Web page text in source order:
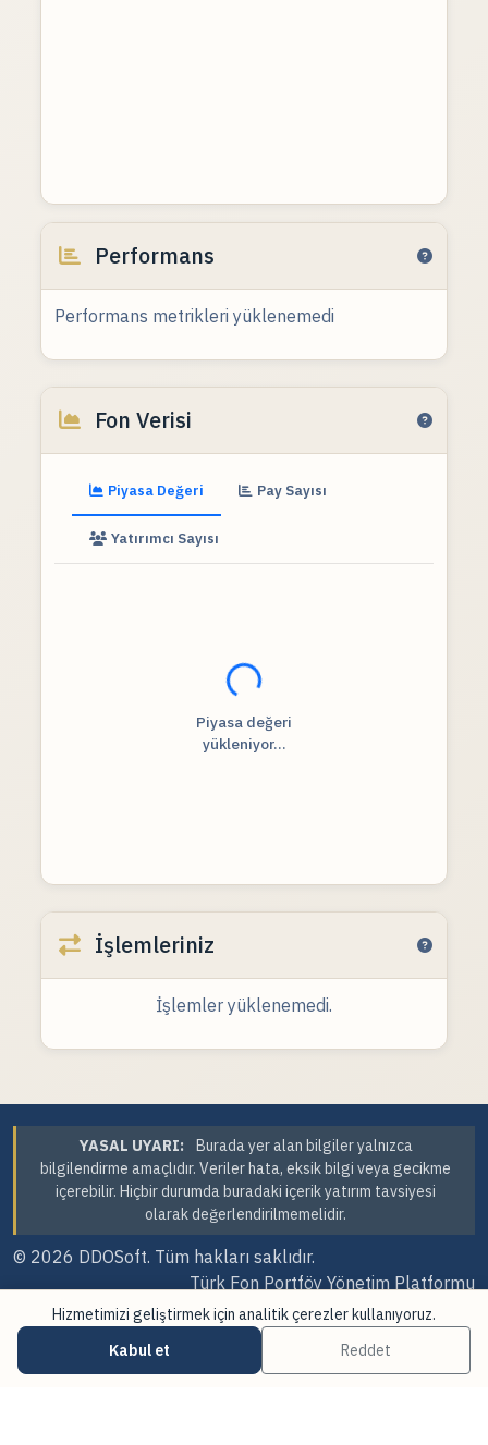
Performans
Performans metrikleri yüklenemedi
Fon Verisi
Piyasa Değeri Pay Sayısı
Yatırımcı Sayısı
Fiyat verileri yükleniyor...
Piyasa değeri
yükleniyor...
İşlemleriniz
İşlemler yüklenemedi.
YASAL UYARI:
Burada yer alan bilgiler yalnızca
bilgilendirme amaçlıdır. Veriler hata, eksik bilgi veya gecikme
içerebilir. Hiçbir durumda buradaki içerik yatırım tavsiyesi
olarak değerlendirilmemelidir.
© 2026 DDOSoft. Tüm hakları saklıdır.
Türk Fon Portföy Yönetim Platformu
Sürüm Tarihi: 07.08.2026 23:41
Veri Kaynakları·
Hizmetimizi geliştirmek için analitik çerezler kullanıyoruz.
Kabul et
Reddet